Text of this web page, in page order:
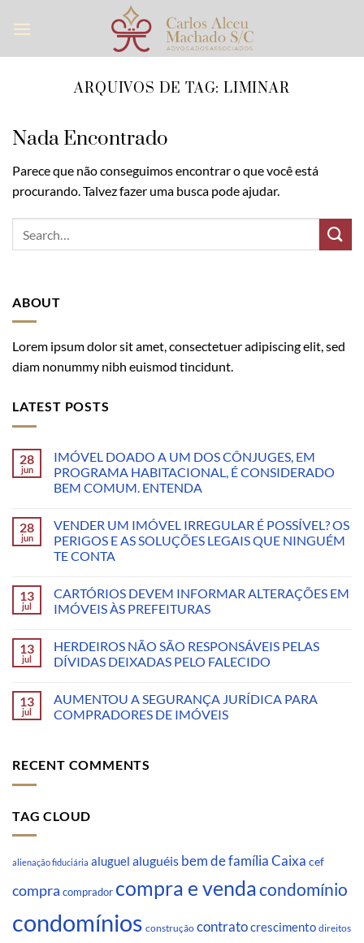
ARQUIVOS DE TAG: LIMINAR
Nada Encontrado
Parece que não conseguimos encontrar o que você está
procurando. Talvez fazer uma busca pode ajudar.
ABOUT
Lorem ipsum dolor sit amet, consectetuer adipiscing elit, sed
diam nonummy nibh euismod tincidunt.
LATEST POSTS
28
jun
IMÓVEL DOADO A UM DOS CÔNJUGES, EM
PROGRAMA HABITACIONAL, É CONSIDERADO
BEM COMUM. ENTENDA
28
jun
VENDER UM IMÓVEL IRREGULAR É POSSÍVEL? OS
PERIGOS E AS SOLUÇÕES LEGAIS QUE NINGUÉM
TE CONTA
13
jul
CARTÓRIOS DEVEM INFORMAR ALTERAÇÕES EM
IMÓVEIS ÀS PREFEITURAS
13
jul
HERDEIROS NÃO SÃO RESPONSÁVEIS PELAS
DÍVIDAS DEIXADAS PELO FALECIDO
13
jul
AUMENTOU A SEGURANÇA JURÍDICA PARA
COMPRADORES DE IMÓVEIS
RECENT COMMENTS
TAG CLOUD
alienação fiduciária aluguel aluguéis bem de família Caixa cef
compra comprador compra e vendacondomínio
condomínios construção contratocrescimento direitos